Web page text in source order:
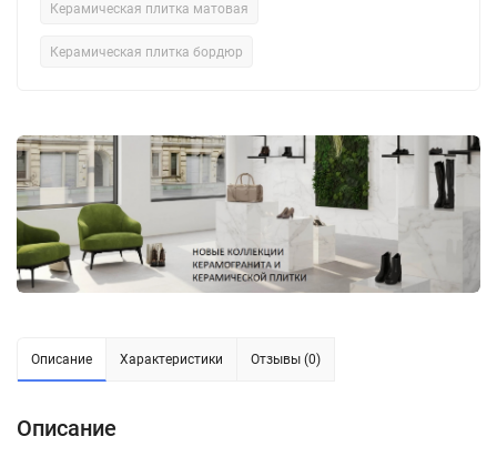
Керамическая плитка матовая
Керамическая плитка бордюр
Описание Характеристики Отзывы (0)
Описание